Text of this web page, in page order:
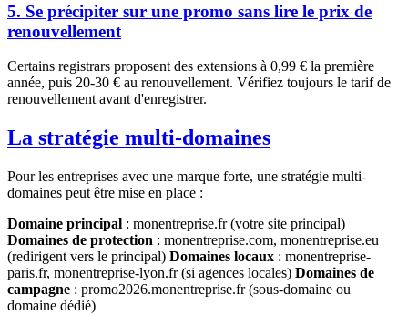
5. Se précipiter sur une promo sans lire le prix de
renouvellement
Certains registrars proposent des extensions à 0,99 € la première
année, puis 20-30 € au renouvellement. Vérifiez toujours le tarif de
renouvellement avant d'enregistrer.
La stratégie multi-domaines
Pour les entreprises avec une marque forte, une stratégie multi-
domaines peut être mise en place :
Domaine principal : monentreprise.fr (votre site principal)
Domaines de protection : monentreprise.com, monentreprise.eu
(redirigent vers le principal) Domaines locaux : monentreprise-
paris.fr, monentreprise-lyon.fr (si agences locales) Domaines de
campagne : promo2026.monentreprise.fr (sous-domaine ou
domaine dédié)